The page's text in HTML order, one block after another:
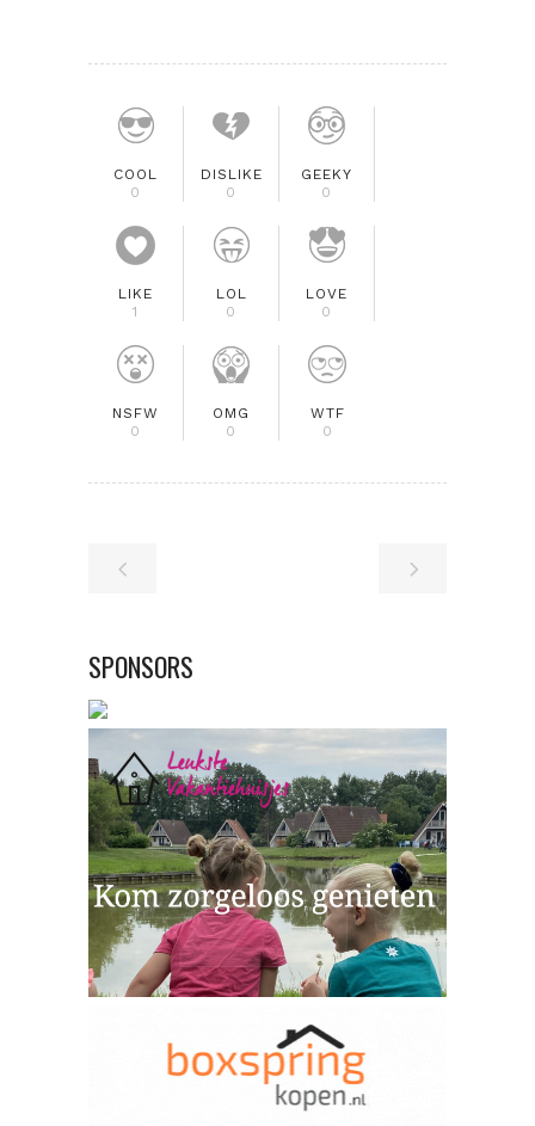
COOL
0
DISLIKE
0
GEEKY
0
LIKE
1
LOL
0
LOVE
0
NSFW
0
OMG
0
WTF
0
SPONSORS